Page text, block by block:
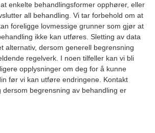
enkelte behandlingsformer opphører, eller
all behandling. Vi tar forbehold om at
foreligge lovmessige grunner som gjør at
ikke kan utføres. Sletting av data
alternativ, dersom generell begrensning
regelverk. I noen tilfeller kan vi bli
opplysninger om deg for å kunne
før vi kan utføre endringene. Kontakt
dersom begrensning av behandling er